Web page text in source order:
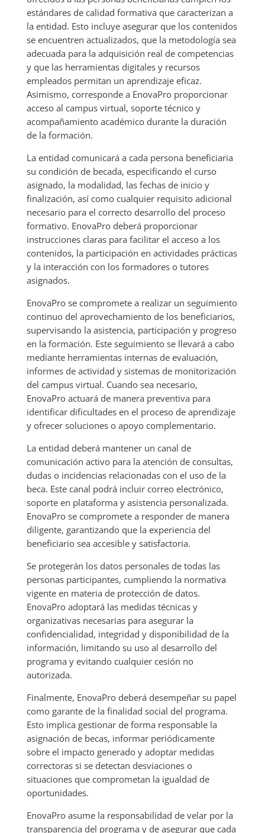
estándares de calidad formativa que caracterizan a
la entidad. Esto incluye asegurar que los contenidos
se encuentren actualizados, que la metodología sea
adecuada para la adquisición real de competencias
y que las herramientas digitales y recursos
empleados permitan un aprendizaje eficaz.
Asimismo, corresponde a EnovaPro proporcionar
acceso al campus virtual, soporte técnico y
acompañamiento académico durante la duración
de la formación.
La entidad comunicará a cada persona beneficiaria
su condición de becada, especificando el curso
asignado, la modalidad, las fechas de inicio y
finalización, así como cualquier requisito adicional
necesario para el correcto desarrollo del proceso
formativo. EnovaPro deberá proporcionar
instrucciones claras para facilitar el acceso a los
contenidos, la participación en actividades prácticas
y la interacción con los formadores o tutores
asignados.
EnovaPro se compromete a realizar un seguimiento
continuo del aprovechamiento de los beneficiarios,
supervisando la asistencia, participación y progreso
en la formación. Este seguimiento se llevará a cabo
mediante herramientas internas de evaluación,
informes de actividad y sistemas de monitorización
del campus virtual. Cuando sea necesario,
EnovaPro actuará de manera preventiva para
identificar dificultades en el proceso de aprendizaje
y ofrecer soluciones o apoyo complementario.
La entidad deberá mantener un canal de
comunicación activo para la atención de consultas,
dudas o incidencias relacionadas con el uso de la
beca. Este canal podrá incluir correo electrónico,
soporte en plataforma y asistencia personalizada.
EnovaPro se compromete a responder de manera
diligente, garantizando que la experiencia del
beneficiario sea accesible y satisfactoria.
Se protegerán los datos personales de todas las
personas participantes, cumpliendo la normativa
vigente en materia de protección de datos.
EnovaPro adoptará las medidas técnicas y
organizativas necesarias para asegurar la
confidencialidad, integridad y disponibilidad de la
información, limitando su uso al desarrollo del
programa y evitando cualquier cesión no
autorizada.
Finalmente, EnovaPro deberá desempeñar su papel
como garante de la finalidad social del programa.
Esto implica gestionar de forma responsable la
asignación de becas, informar periódicamente
sobre el impacto generado y adoptar medidas
correctoras si se detectan desviaciones o
situaciones que comprometan la igualdad de
oportunidades.
EnovaPro asume la responsabilidad de velar por la
transparencia del programa y de asegurar que cada